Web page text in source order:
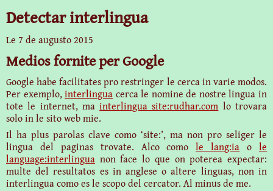
Detectar interlingua
Le 7 de augusto 2015
Medios fornite per Google
Google habe facilitates pro restringer le cerca in varie modos.
Per exemplo,interlingua cerca le nomine de nostre lingua in
tote le internet, mainterlingua site:rudhar.com lo trovara
solo in le sito web mie.
Il ha plus parolas clave como ‘site:’, ma non pro seliger le
lingua del paginas trovate. Alco comole lang:ia ole
language:interlingua non face lo que on poterea expectar:
multe del resultatos es in anglese o altere linguas, non in
interlingua como es le scopo del cercator. Al minus de me.